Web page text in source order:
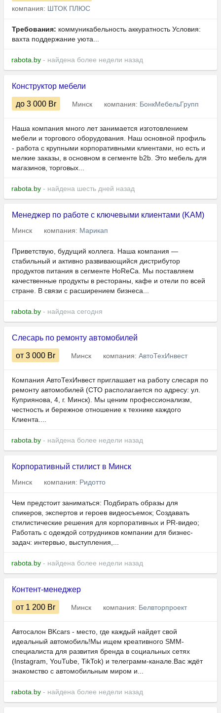
компания: ШТОК ПЛЮС
Требования: коммуникабельность аккуратность Условия:
вахта поддержание уюта...
rabota.by - найдена более недели назад
Конструктор мебели
до 3 000 Br Минск компания: БонкМебельГрупп
Наша компания много лет занимается изготовлением
мебели и торгового оборудования. Наш основной профиль
- работа с крупными корпоративными клиентами, но есть и
мелкие заказы, в основном в сегменте b2b. Это мебель для
магазинов, торговых...
rabota.by - найдена шесть дней назад
Менеджер по работе с ключевыми клиентами (KAM)
Минск компания: Марикап
Приветствую, будущий коллега. Наша компания —
стабильный и активно развивающийся дистрибутор
продуктов питания в сегменте HoReCa. Мы поставляем
качественные продукты в рестораны, кафе и отели по всей
стране. В связи с расширением бизнеса...
rabota.by - найдена сегодня
Слесарь по ремонту автомобилей
от 3 000 Br Минск компания: АвтоТехИнвест
Компания АвтоТехИнвест приглашает на работу слесаря по
ремонту автомобилей (СТО располагается по адресу: ул.
Куприянова, 4, г. Минск). Мы ценим профессионализм,
честность и бережное отношение к технике каждого
Клиента....
rabota.by - найдена более недели назад
Корпоративный стилист в Минск
Минск компания: Ридотто
Чем предстоит заниматься: Подбирать образы для
спикеров, экспертов и героев видеосъемок; Создавать
стилистические решения для корпоративных и PR-видео;
Работать с одеждой сотрудников компании для бизнес-
задач: интервью, выступления,...
rabota.by - найдена более недели назад
Контент-менеджер
от 1 200 Br Минск компания: Белвторпроект
Автосалон BKcars - место, где каждый найдет свой
идеальный автомобиль!Мы ищем креативного SMM-
специалиста для развития бренда в социальных сетях
(Instagram, YouTube, TikTok) и телеграмм-канале.Вас ждёт
знакомство с автомобильным миром и...
rabota.by - найдена более недели назад